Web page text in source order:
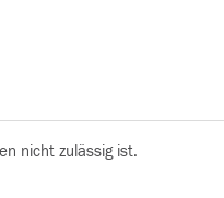
nicht zulässig ist.